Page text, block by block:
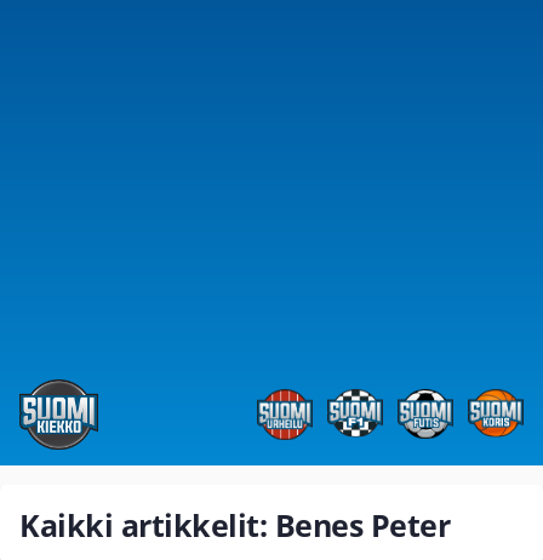
Kaikki artikkelit: Benes Peter